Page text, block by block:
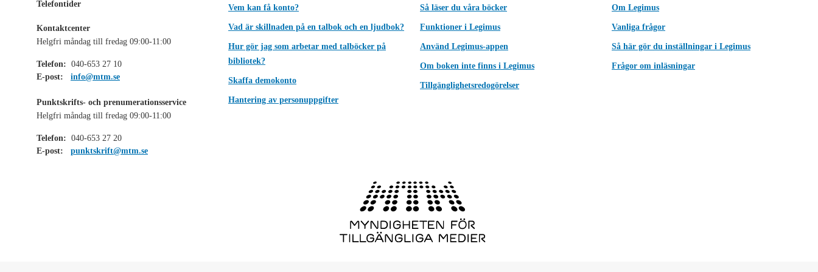
Telefontider
Kontaktcenter
Helgfri måndag till fredag 09:00-11:00
Telefon: 040-653 27 10
E-post:
info@mtm.se
Punktskrifts- och prenumerationsservice
Helgfri måndag till fredag 09:00-11:00
Telefon: 040-653 27 20
E-post:
punktskrift@mtm.se
Vem kan få konto?
Vad är skillnaden på en talbok och en ljudbok?
Hur gör jag som arbetar med talböcker på
bibliotek?
Skaffa demokonto
Hantering av personuppgifter
Så läser du våra böcker
Funktioner i Legimus
Använd Legimus-appen
Om boken inte finns i Legimus
Tillgänglighetsredogörelser
Om Legimus
Vanliga frågor
Så här gör du inställningar i Legimus
Frågor om inläsningar